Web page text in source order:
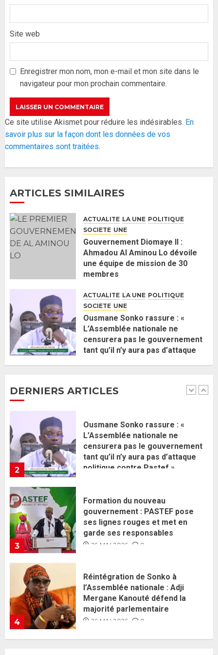
Site web
Enregistrer mon nom, mon e-mail et mon site dans le
navigateur pour mon prochain commentaire.
Ce site utilise Akismet pour réduire les indésirables. En
savoir plus sur la façon dont les données de vos
commentaires sont traitées.
ARTICLES SIMILAIRES
ACTUALITE LA UNE POLITIQUE
SOCIETE UNE
Gouvernement Diomaye II :
Ahmadou Al Aminou Lo dévoile
une équipe de mission de 30
membres
ACTUALITE LA UNE POLITIQUE
SOCIETE UNE
Ousmane Sonko rassure : «
L’Assemblée nationale ne
censurera pas le gouvernement
tant qu’il n’y aura pas d’attaque
DERNIERS ARTICLES
Formation du nouveau
ses lignes rouges et met en
garde ses responsables
26 MAI 2026 0
4
Réintégration de Sonko à
l’Assemblée nationale : Adji
Mergane Kanouté défend la
5
J’espère me tromper »
26 MAI 2026
1
Gouvernement Diomaye II :
une équipe de mission de 30
membres
2 JUIN 2026 0
2
Ousmane Sonko rassure : «
politique contre Pastef »
3
Formation du nouveau
gouvernement : PASTEF pose
ses lignes rouges et met en
garde ses responsables
26 MAI 2026 0
4
Réintégration de Sonko à
l’Assemblée nationale : Adji
Mergane Kanouté défend la
majorité parlementaire
26 MAI 2026 0
5
Guy Marius Sagna inquiet après la
nomination d’Al Aminou Lo : «
J’espère me tromper »
26 MAI 2026 0